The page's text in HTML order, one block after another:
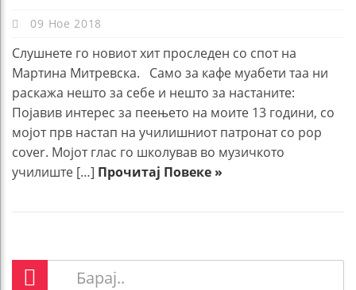
09 Ное 2018
Слушнете го новиот хит проследен со спот на
Мартина Митревска. Само за кафе муабети таа ни
раскажа нешто за себе и нешто за настаните:
Појавив интерес за пеењето на моите 13 години, со
мојот прв настап на училишниот патронат со pop
cover. Мојот глас го школував во музичкото
училиште […] Прочитај Повеке »